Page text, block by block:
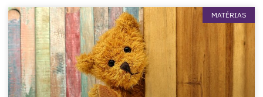
MATÉRIAS